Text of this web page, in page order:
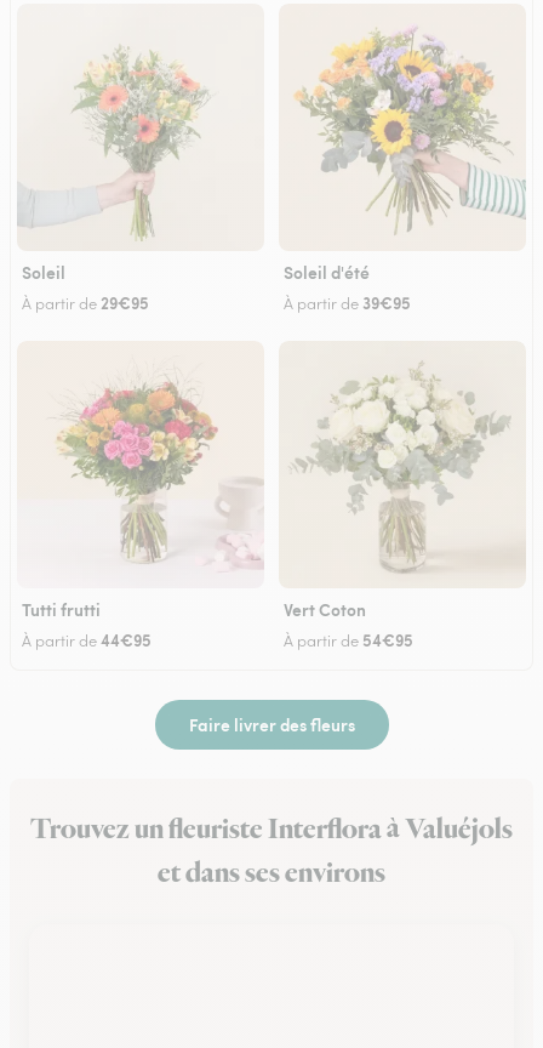
Soleil
À partir de29€95
Soleil d'été
À partir de 39€95
Tutti frutti
À partir de44€95
Vert Coton
À partir de 54€95
Faire livrer des fleurs
Trouvez un fleuriste Interflora à Valuéjols
et dans ses environs